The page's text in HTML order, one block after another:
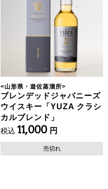
<山形県・遊佐蒸溜所>
ブレンデッドジャパニーズ
ウイスキー「YUZA クラシ
カルブレンド」
税込 11,000 円
売切れ